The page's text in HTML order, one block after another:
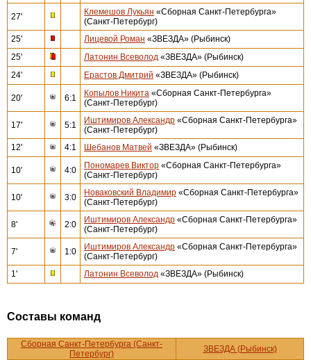
27' Клемешов Лукьян «Сборная Санкт-Петербурга»
(Санкт-Петербург)
25'
Лицевой Роман «ЗВЕЗДА» (Рыбинск)
25'
Латонин Всеволод «ЗВЕЗДА» (Рыбинск)
24'
Ерастов Дмитрий «ЗВЕЗДА» (Рыбинск)
20' 6:1 Копылов Никита «Сборная Санкт-Петербурга»
(Санкт-Петербург)
17' 5:1 Иштимиров Александр «Сборная Санкт-Петербурга»
(Санкт-Петербург)
12'
4:1 Шебанов Матвей «ЗВЕЗДА» (Рыбинск)
10' 4:0 Пономарев Виктор «Сборная Санкт-Петербурга»
(Санкт-Петербург)
10' 3:0 Новаковский Владимир «Сборная Санкт-Петербурга»
(Санкт-Петербург)
8' 2:0 Иштимиров Александр «Сборная Санкт-Петербурга»
(Санкт-Петербург)
7' 1:0 Иштимиров Александр «Сборная Санкт-Петербурга»
(Санкт-Петербург)
1'
Латонин Всеволод «ЗВЕЗДА» (Рыбинск)
Составы команд
Сборная Санкт-Петербурга (Санкт-
Петербург)
ЗВЕЗДА (Рыбинск)